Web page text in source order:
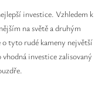
investice. Vzhledem k
na světě a druhým
tyto rudé kameny největší
vhodná investice zalisovaný